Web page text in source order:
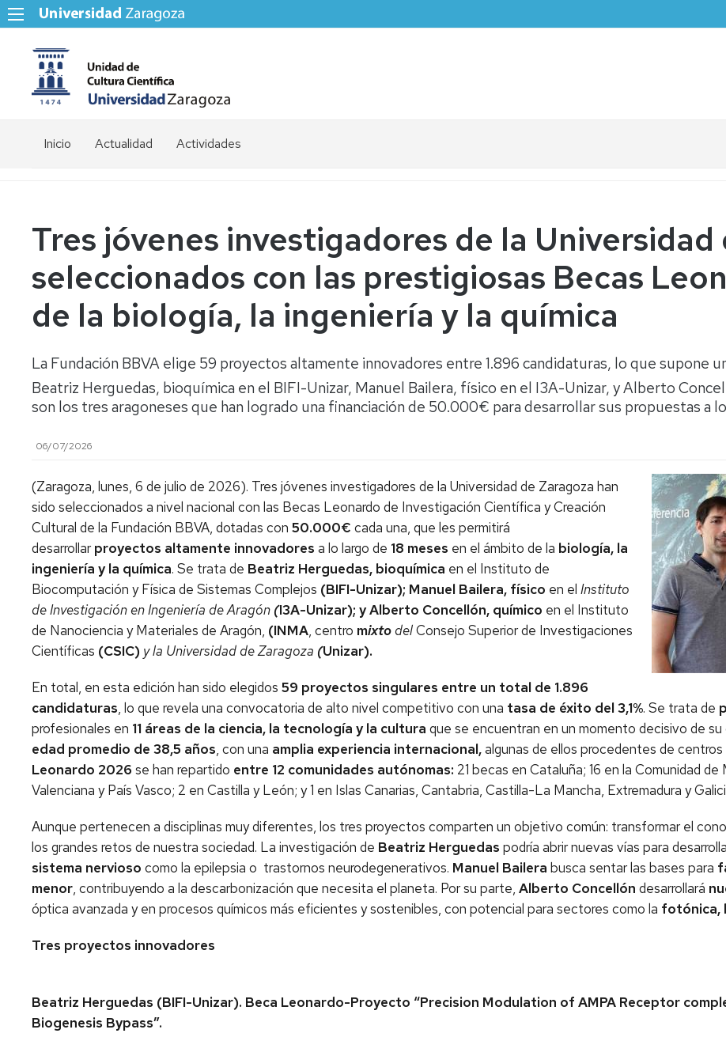
Inicio Actualidad Actividades
Tres jóvenes investigadores de la Universidad
seleccionados con las prestigiosas Becas
de la biología, la ingeniería y la química
La Fundación BBVA elige 59 proyectos altamente innovadores entre 1.896 candidaturas, lo que supone
Beatriz Herguedas, bioquímica en el BIFI-Unizar, Manuel Bailera, físico en el I3A-Unizar, y Alberto
son los tres aragoneses que han logrado una financiación de 50.000€ para desarrollar sus propuestas a
06/07/2026
(Zaragoza, lunes, 6 de julio de 2026). Tres jóvenes investigadores de la Universidad de Zaragoza han
sido seleccionados a nivel nacional con las Becas Leonardo de Investigación Científica y Creación
Cultural de la Fundación BBVA, dotadas con 50.000€ cada una, que les permitirá
desarrollarproyectos altamente innovadores a lo largo de 18 meses en el ámbito de la biología, la
ingeniería y la química. Se trata de Beatriz Herguedas, bioquímica en el Instituto de
Biocomputación y Física de Sistemas Complejos (BIFI-Unizar); Manuel Bailera, físico en el Instituto
de Investigación en Ingeniería de Aragón (I3A-Unizar); y Alberto Concellón, químico en el Instituto
de Nanociencia y Materiales de Aragón, (INMA, centro mixto delConsejo Superior de Investigaciones
Científicas (CSIC) y la Universidad de Zaragoza (Unizar).
En total, en esta edición han sido elegidos 59 proyectos singulares entre un total de 1.896
candidaturas, lo que revela una convocatoria de alto nivel competitivo con una tasa de éxito del 3,1%. Se trata de
profesionales en 11 áreas de la ciencia, la tecnología y la cultura que se encuentran en un momento decisivo de
edad promedio de 38,5 años, con una amplia experiencia internacional,algunas de ellos procedentes de
Leonardo 2026 se han repartido entre 12 comunidades autónomas: 21 becas en Cataluña; 16 en la Comunidad de
Valenciana y País Vasco; 2 en Castilla y León; y 1 en Islas Canarias, Cantabria, Castilla-La Mancha, Extremadura y
Aunque pertenecen a disciplinas muy diferentes, los tres proyectos comparten un objetivo común: transformar el
los grandes retos de nuestra sociedad. La investigación de Beatriz Herguedas podría abrir nuevas vías para
sistema nervioso como la epilepsia o trastornos neurodegenerativos. Manuel Bailera busca sentar las bases para
menor, contribuyendo a la descarbonización que necesita el planeta. Por su parte, Alberto Concellón desarrollará
óptica avanzada y en procesos químicos más eficientes y sostenibles, con potencial para sectores como la fotónica,
Tres proyectos innovadores
Beatriz Herguedas (BIFI-Unizar). Beca Leonardo-Proyecto “Precision Modulation of AMPA Receptor
Biogenesis Bypass”.